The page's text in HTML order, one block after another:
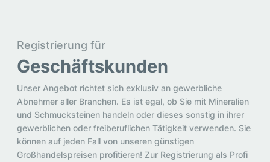
Registrierung für
Geschäftskunden
Unser Angebot richtet sich exklusiv an gewerbliche
Abnehmer aller Branchen. Es ist egal, ob Sie mit Mineralien
und Schmucksteinen handeln oder dieses sonstig in ihrer
gewerblichen oder freiberuflichen Tätigkeit verwenden. Sie
können auf jeden Fall von unseren günstigen
Großhandelspreisen profitieren! Zur Registrierung als Profi